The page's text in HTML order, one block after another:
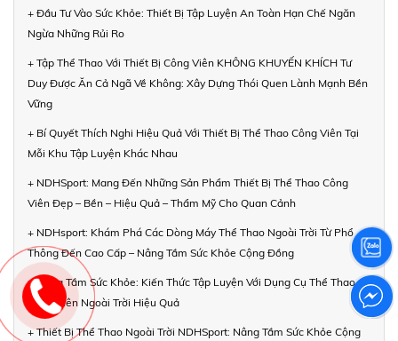
+ Đầu Tư Vào Sức Khỏe: Thiết Bị Tập Luyện An Toàn Hạn Chế Ngăn
Ngừa Những Rủi Ro
+ Tập Thể Thao Với Thiết Bị Công Viên KHÔNG KHUYẾN KHÍCH Tư
Duy Được Ăn Cả Ngã Về Không: Xây Dựng Thói Quen Lành Mạnh Bền
Vững
+ Bí Quyết Thích Nghi Hiệu Quả Với Thiết Bị Thể Thao Công Viên Tại
Mỗi Khu Tập Luyện Khác Nhau
+ NDHSport: Mang Đến Những Sản Phẩm Thiết Bị Thể Thao Công
Viên Đẹp – Bền – Hiệu Quả – Thẩm Mỹ Cho Quan Cảnh
+ NDHsport: Khám Phá Các Dòng Máy Thể Thao Ngoài Trời Từ Phổ
Thông Đến Cao Cấp – Nâng Tầm Sức Khỏe Cộng Đồng
+ Nâng Tầm Sức Khỏe: Kiến Thức Tập Luyện Với Dụng Cụ Thể Thao
Công Viên Ngoài Trời Hiệu Quả
+ Thiết Bị Thể Thao Ngoài Trời NDHSport: Nâng Tầm Sức Khỏe Cộng